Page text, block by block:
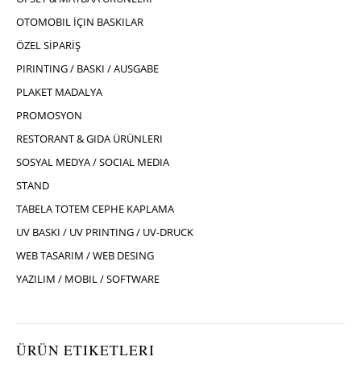
OTOMOBIL İÇIN BASKILAR
ÖZEL SİPARİŞ
PIRINTING / BASKI / AUSGABE
PLAKET MADALYA
PROMOSYON
RESTORANT & GIDA ÜRÜNLERI
SOSYAL MEDYA / SOCIAL MEDIA
STAND
TABELA TOTEM CEPHE KAPLAMA
UV BASKI / UV PRINTING / UV-DRUCK
WEB TASARIM / WEB DESING
YAZILIM / MOBIL / SOFTWARE
ÜRÜN ETIKETLERI